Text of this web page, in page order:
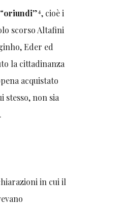
oriundi”4, cioè i
scorso Altafini
Eder ed
la cittadinanza
acquistato
stesso, non sia
in cui il